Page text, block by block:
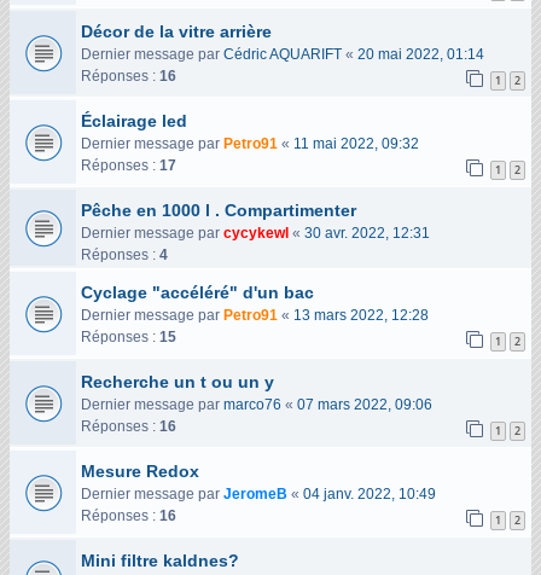
Décor de la vitre arrière
Dernier message par Cédric AQUARIFT « 20 mai 2022, 01:14
Réponses : 16 1 2
Éclairage led
Dernier message par Petro91 « 11 mai 2022, 09:32
Réponses : 17 1 2
Pêche en 1000 l . Compartimenter
Dernier message par cycykewl « 30 avr. 2022, 12:31
Réponses : 4
Cyclage "accéléré" d'un bac
Dernier message par Petro91 « 13 mars 2022, 12:28
Réponses : 15 1 2
Recherche un t ou un y
Dernier message par marco76 « 07 mars 2022, 09:06
Réponses : 16 1 2
Mesure Redox
Dernier message par JeromeB « 04 janv. 2022, 10:49
Réponses : 16 1 2
Mini filtre kaldnes?